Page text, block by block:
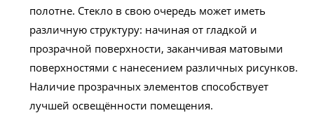
полотне. Стекло в свою очередь может иметь
различную структуру: начиная от гладкой и
прозрачной поверхности, заканчивая матовыми
поверхностями с нанесением различных рисунков.
Наличие прозрачных элементов способствует
лучшей освещённости помещения.